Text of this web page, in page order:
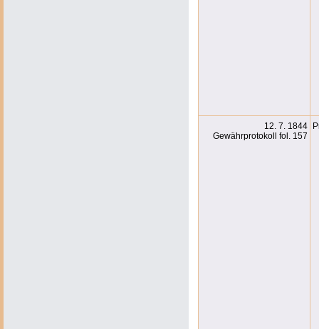
12. 7. 1844
Gewährprotokoll fol. 157